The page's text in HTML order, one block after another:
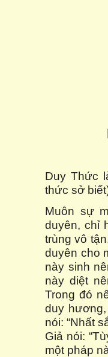
Duy Thức
thức sở
Muôn sự
duyên, chỉ
trùng vô
duyên cho
này sinh
này diệt
Trong đó
duy
nói: “Nhất
Giả nói:
một pháp